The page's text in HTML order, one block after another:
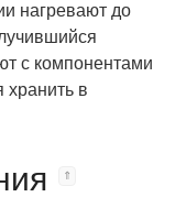
нагревают до
с компонентами
хранить в